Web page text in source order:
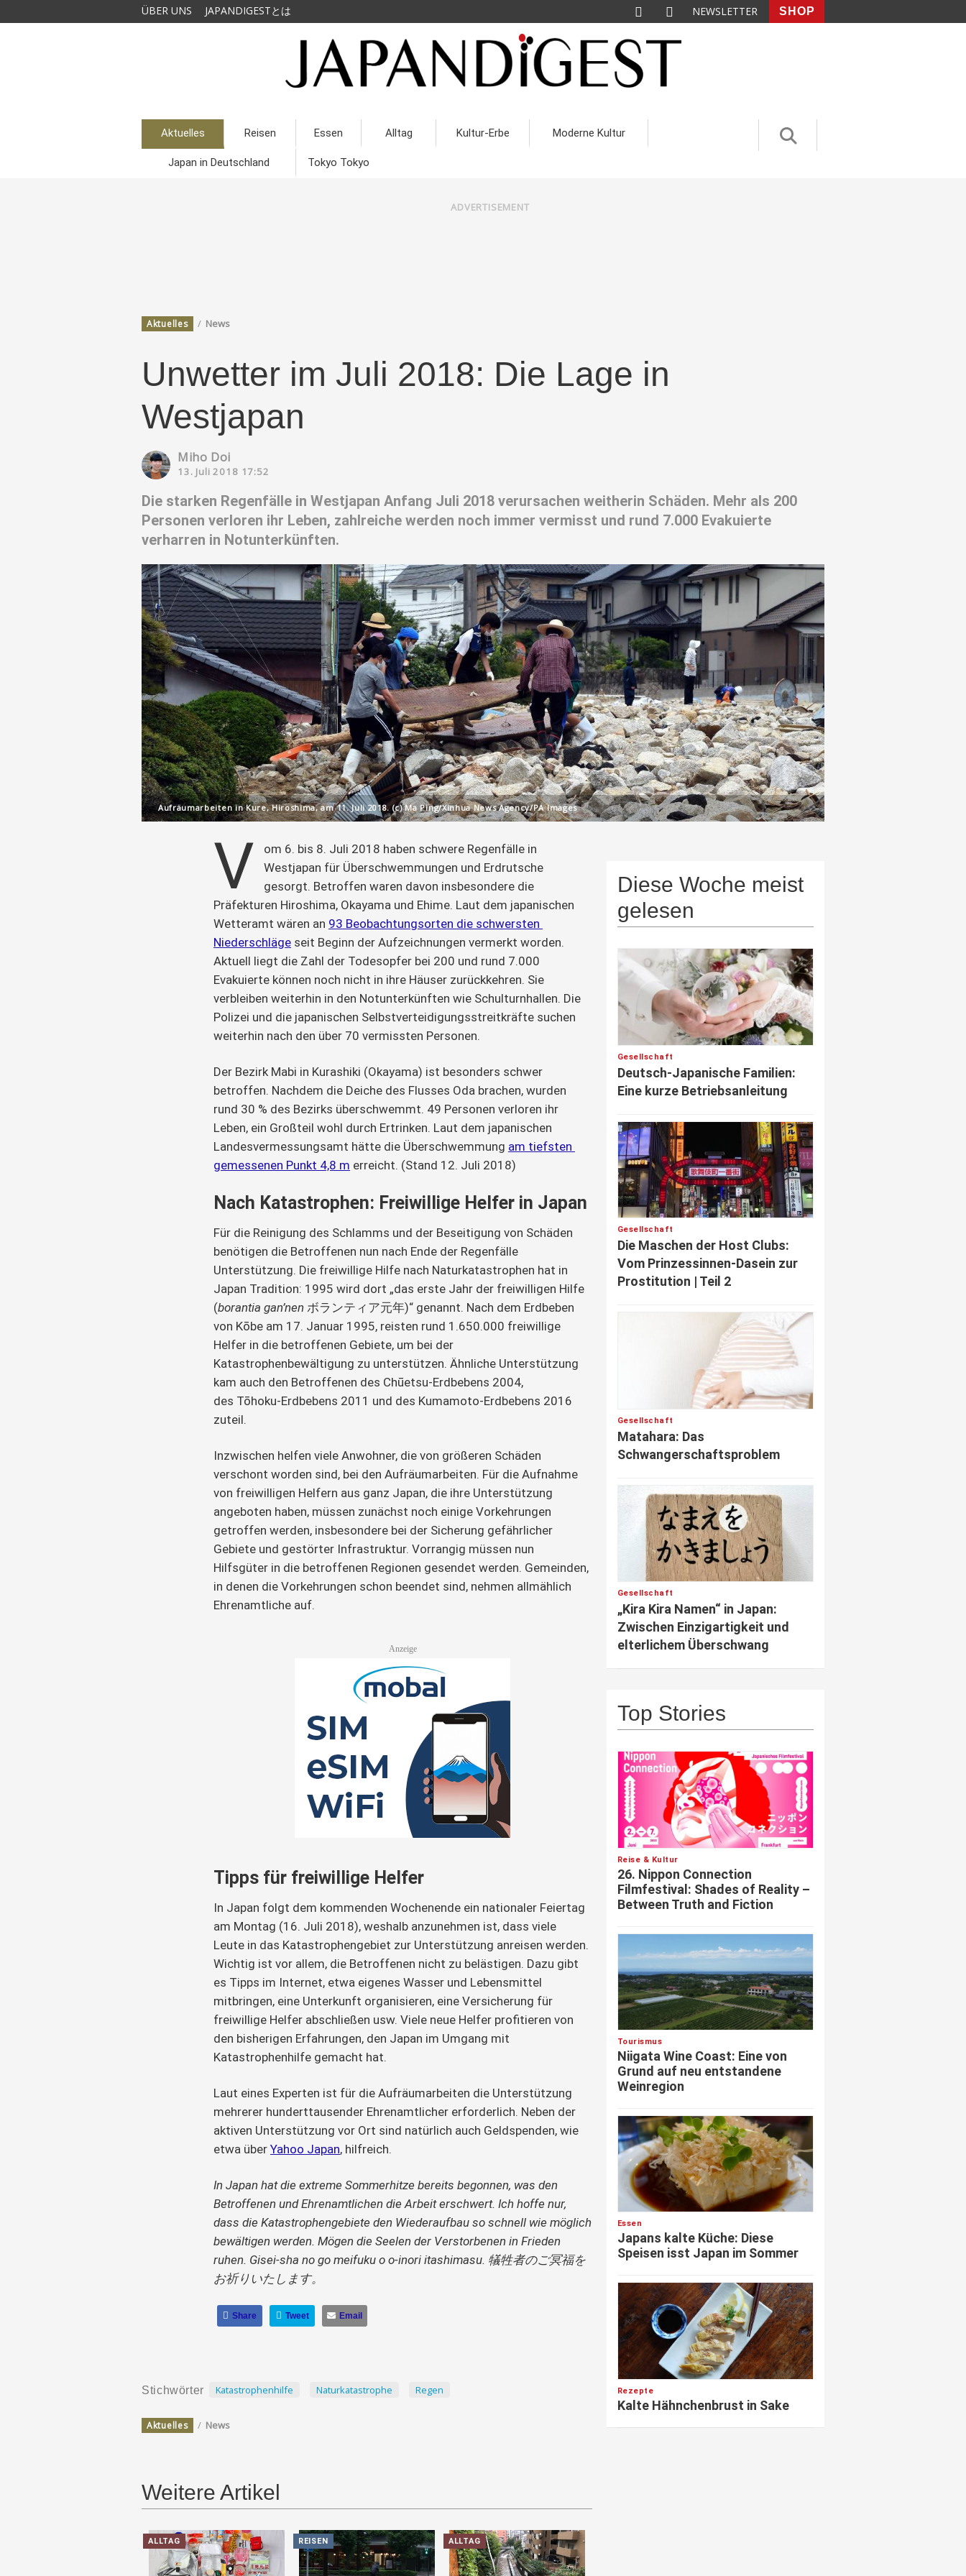
ÜBER UNS JAPANDIGESTとは NEWSLETTER SHOP
Aktuelles Reisen Essen Alltag Kultur-Erbe Moderne Kultur
Japan in Deutschland Tokyo Tokyo
ADVERTISEMENT
Aktuelles / News
Unwetter im Juli 2018: Die Lage in
Westjapan
Miho Doi
13. Juli 2018 17:52
Die starken Regenfälle in Westjapan Anfang Juli 2018 verursachen weitherin Schäden. Mehr als 200
Personen verloren ihr Leben, zahlreiche werden noch immer vermisst und rund 7.000 Evakuierte
verharren in Notunterkünften.
Aufräumarbeiten in Kure, Hiroshima, am 11. Juli 2018. (c) Ma Ping/Xinhua News Agency/PA Images
V
om 6. bis 8. Juli 2018 haben schwere Regenfälle in
Westjapan für Überschwemmungen und Erdrutsche
gesorgt. Betroffen waren davon insbesondere die
Präfekturen Hiroshima, Okayama und Ehime. Laut dem japanischen
Wetteramt wären an 93 Beobachtungsorten die schwersten
Niederschläge seit Beginn der Aufzeichnungen vermerkt worden.
Aktuell liegt die Zahl der Todesopfer bei 200 und rund 7.000
Evakuierte können noch nicht in ihre Häuser zurückkehren. Sie
verbleiben weiterhin in den Notunterkünften wie Schulturnhallen. Die
Polizei und die japanischen Selbstverteidigungsstreitkräfte suchen
weiterhin nach den über 70 vermissten Personen.
Der Bezirk Mabi in Kurashiki (Okayama) ist besonders schwer
betroffen. Nachdem die Deiche des Flusses Oda brachen, wurden
rund 30 % des Bezirks überschwemmt. 49 Personen verloren ihr
Leben, ein Großteil wohl durch Ertrinken. Laut dem japanischen
Landesvermessungsamt hätte die Überschwemmung am tiefsten
gemessenen Punkt 4,8 m erreicht. (Stand 12. Juli 2018)
Nach Katastrophen: Freiwillige Helfer in Japan
Für die Reinigung des Schlamms und der Beseitigung von Schäden
benötigen die Betroffenen nun nach Ende der Regenfälle
Unterstützung. Die freiwillige Hilfe nach Naturkatastrophen hat in
Japan Tradition: 1995 wird dort „das erste Jahr der freiwilligen Hilfe
(borantia gan’nen ボランティア元年)“ genannt. Nach dem Erdbeben
von Kōbe am 17. Januar 1995, reisten rund 1.650.000 freiwillige
Helfer in die betroffenen Gebiete, um bei der
Katastrophenbewältigung zu unterstützen. Ähnliche Unterstützung
kam auch den Betroffenen des Chūetsu-Erdbebens 2004,
des Tōhoku-Erdbebens 2011 und des Kumamoto-Erdbebens 2016
zuteil.
Inzwischen helfen viele Anwohner, die von größeren Schäden
verschont worden sind, bei den Aufräumarbeiten. Für die Aufnahme
von freiwilligen Helfern aus ganz Japan, die ihre Unterstützung
angeboten haben, müssen zunächst noch einige Vorkehrungen
getroffen werden, insbesondere bei der Sicherung gefährlicher
Gebiete und gestörter Infrastruktur. Vorrangig müssen nun
Hilfsgüter in die betroffenen Regionen gesendet werden. Gemeinden,
in denen die Vorkehrungen schon beendet sind, nehmen allmählich
Ehrenamtliche auf.
Tipps für freiwillige Helfer
In Japan folgt dem kommenden Wochenende ein nationaler Feiertag
am Montag (16. Juli 2018), weshalb anzunehmen ist, dass viele
Leute in das Katastrophengebiet zur Unterstützung anreisen werden.
Wichtig ist vor allem, die Betroffenen nicht zu belästigen. Dazu gibt
es Tipps im Internet, etwa eigenes Wasser und Lebensmittel
mitbringen, eine Unterkunft organisieren, eine Versicherung für
freiwillige Helfer abschließen usw. Viele neue Helfer profitieren von
den bisherigen Erfahrungen, den Japan im Umgang mit
Katastrophenhilfe gemacht hat.
Laut eines Experten ist für die Aufräumarbeiten die Unterstützung
mehrerer hunderttausender Ehrenamtlicher erforderlich. Neben der
aktiven Unterstützung vor Ort sind natürlich auch Geldspenden, wie
etwa über Yahoo Japan, hilfreich.
In Japan hat die extreme Sommerhitze bereits begonnen, was den
Betroffenen und Ehrenamtlichen die Arbeit erschwert. Ich hoffe nur,
dass die Katastrophengebiete den Wiederaufbau so schnell wie möglich
bewältigen werden. Mögen die Seelen der Verstorbenen in Frieden
ruhen. Gisei-sha no go meifuku o o-inori itashimasu. 犠牲者のご冥福を
お祈りいたします。
Share Tweet Email
Stichwörter Katastrophenhilfe Naturkatastrophe Regen
Aktuelles / News
Weitere Artikel
ALLTAG REISEN ALLTAG
Diese Woche meist
gelesen
Gesellschaft
Deutsch-Japanische Familien:
Eine kurze Betriebsanleitung
Gesellschaft
Die Maschen der Host Clubs:
Vom Prinzessinnen-Dasein zur
Prostitution | Teil 2
Gesellschaft
Matahara: Das
Schwangerschaftsproblem
Gesellschaft
„Kira Kira Namen“ in Japan:
Zwischen Einzigartigkeit und
elterlichem Überschwang
Top Stories
Reise & Kultur
26. Nippon Connection
Filmfestival: Shades of Reality –
Between Truth and Fiction
Tourismus
Niigata Wine Coast: Eine von
Grund auf neu entstandene
Weinregion
Essen
Japans kalte Küche: Diese
Speisen isst Japan im Sommer
Rezepte
Kalte Hähnchenbrust in Sake